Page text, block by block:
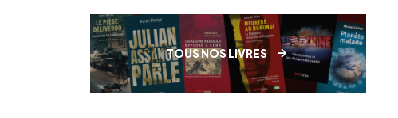
TOUS NOS LIVRES